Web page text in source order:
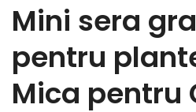
Mini sera
pentru
Mica pentru